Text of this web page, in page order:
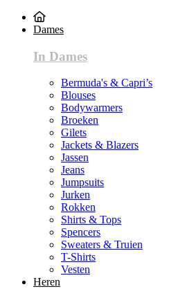
Dames
In Dames
Bermuda's & Capri’s
Blouses
Bodywarmers
Broeken
Gilets
Jackets & Blazers
Jassen
Jeans
Jumpsuits
Jurken
Rokken
Shirts & Tops
Spencers
Sweaters & Truien
T-Shirts
Vesten
Heren